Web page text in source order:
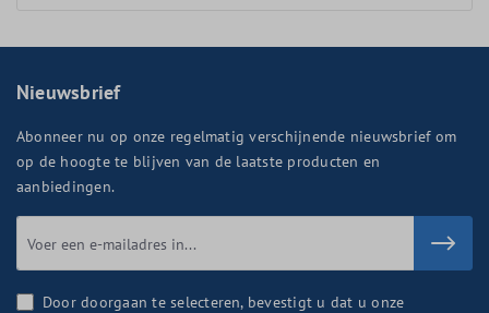
Nieuwsbrief
Abonneer nu op onze regelmatig verschijnende nieuwsbrief om
op de hoogte te blijven van de laatste producten en
aanbiedingen.
Door doorgaan te selecteren, bevestigt u dat u onze